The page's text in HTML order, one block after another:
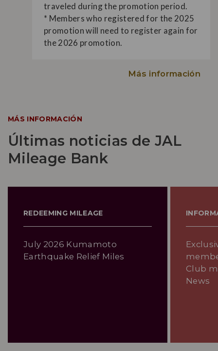
traveled during the promotion period.
* Members who registered for the 2025
promotion will need to register again for
the 2026 promotion.
Más información
MÁS INFORMACIÓN
Últimas noticias de JAL
Mileage Bank
REDEEMING MILEAGE
July 2026 Kumamoto
Earthquake Relief Miles
Club
News